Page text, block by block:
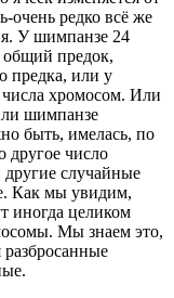
очень редко всё же
У шимпанзе 24
предок,
предка, или у
хромосом. Или
шимпанзе
быть, имелась, по
другое число
случайные
Как мы увидим,
иногда целиком
Мы знаем это,